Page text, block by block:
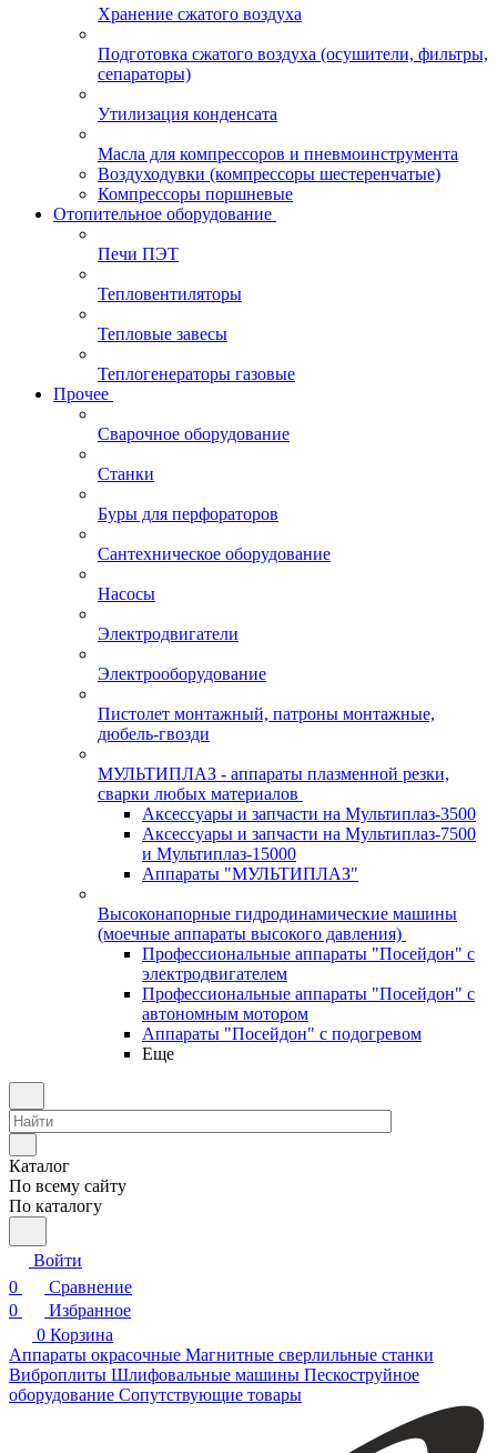
Хранение сжатого воздуха
Подготовка сжатого воздуха (осушители, фильтры,
сепараторы)
Утилизация конденсата
Масла для компрессоров и пневмоинструмента
Воздуходувки (компрессоры шестеренчатые)
Компрессоры поршневые
Отопительное оборудование
Печи ПЭТ
Тепловентиляторы
Тепловые завесы
Теплогенераторы газовые
Прочее
Сварочное оборудование
Станки
Буры для перфораторов
Сантехническое оборудование
Насосы
Электродвигатели
Электрооборудование
Пистолет монтажный, патроны монтажные,
дюбель-гвозди
МУЛЬТИПЛАЗ - аппараты плазменной резки,
сварки любых материалов
Аксессуары и запчасти на Мультиплаз-3500
Аксессуары и запчасти на Мультиплаз-7500
и Мультиплаз-15000
Аппараты "МУЛЬТИПЛАЗ"
Высоконапорные гидродинамические машины
(моечные аппараты высокого давления)
Профессиональные аппараты "Посейдон" с
электродвигателем
Профессиональные аппараты "Посейдон" с
автономным мотором
Аппараты "Посейдон" с подогревом
Еще
Каталог
По всему сайту
По каталогу
Войти
0
Сравнение
0
Избранное
0 Корзина
Аппараты окрасочные Магнитные сверлильные станки
Виброплиты Шлифовальные машины Пескоструйное
оборудование Сопутствующие товары